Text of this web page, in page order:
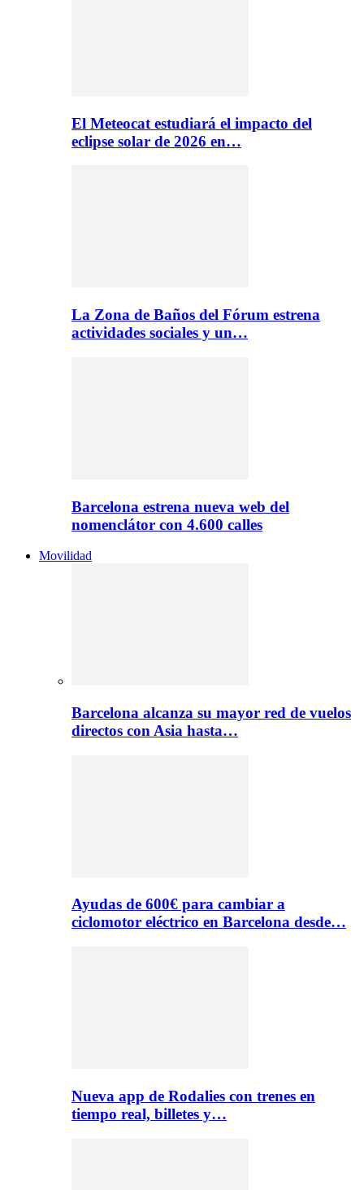
El Meteocat estudiará el impacto del
eclipse solar de 2026 en…
La Zona de Baños del Fórum estrena
actividades sociales y un…
Barcelona estrena nueva web del
nomenclátor con 4.600 calles
Movilidad
Barcelona alcanza su mayor red de vuelos
directos con Asia hasta…
Ayudas de 600€ para cambiar a
ciclomotor eléctrico en Barcelona desde…
Nueva app de Rodalies con trenes en
tiempo real, billetes y…